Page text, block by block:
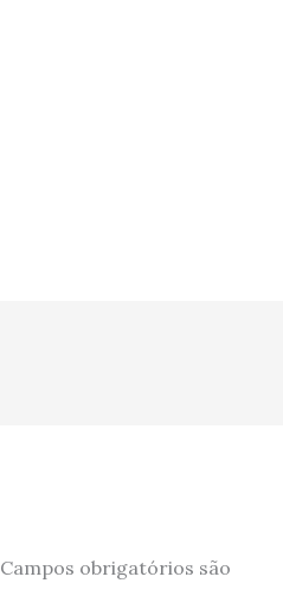
Campos obrigatórios são